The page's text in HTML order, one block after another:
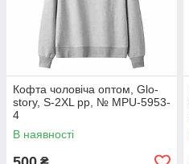
Кофта чоловіча оптом, Glo-
story, S-2XL рр, № MPU-5953-
4
В наявності